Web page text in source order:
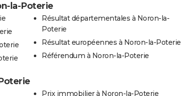
la-Poterie
Résultat départementales à Noron-la-
Poterie
Résultat européennes à Noron-la-Poterie
Référendum à Noron-la-Poterie
Prix immobilier à Noron-la-Poterie